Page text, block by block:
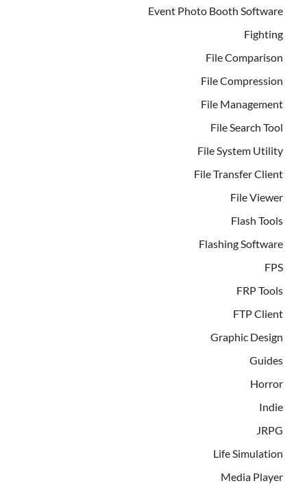
Event Photo Booth Software
Fighting
File Comparison
File Compression
File Management
File Search Tool
File System Utility
File Transfer Client
File Viewer
Flash Tools
Flashing Software
FPS
FRP Tools
FTP Client
Graphic Design
Guides
Horror
Indie
JRPG
Life Simulation
Media Player